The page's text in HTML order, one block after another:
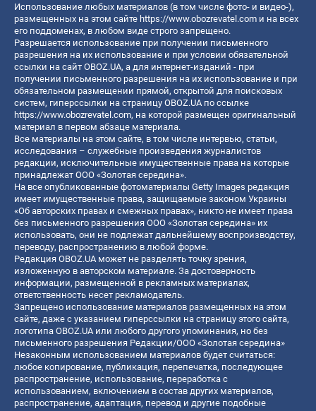
Использование любых материалов (в том числе фото- и видео-),
размещенных на этом сайте https://www.obozrevatel.com и на всех
его поддоменах, в любом виде строго запрещено.
Разрешается использование при получении письменного
разрешения на их использование и при условии обязательной
ссылки на сайт OBOZ.UA, а для интернет-изданий - при
получении письменного разрешения на их использование и при
обязательном размещении прямой, открытой для поисковых
систем, гиперссылки на страницу OBOZ.UA по ссылке
https://www.obozrevatel.com, на которой размещен оригинальный
материал в первом абзаце материала.
Все материалы на этом сайте, в том числе интервью, статьи,
исследования – служебные произведения журналистов
редакции, исключительные имущественные права на которые
принадлежат ООО «Золотая середина».
На все опубликованные фотоматериалы Getty Images редакция
имеет имущественные права, защищаемые законом Украины
«Об авторских правах и смежных правах», никто не имеет права
без письменного разрешения ООО «Золотая середина» их
использовать, они не подлежат дальнейшему воспроизводству,
переводу, распространению в любой форме.
Редакция OBOZ.UA может не разделять точку зрения,
изложенную в авторском материале. За достоверность
информации, размещенной в рекламных материалах,
ответственность несет рекламодатель.
Запрещено использование материалов размещенных на этом
сайте, даже с указанием гиперссылки на страницу этого сайта,
логотипа OBOZ.UA или любого другого упоминания, но без
письменного разрешения Редакции/ООО «Золотая середина»
Незаконным использованием материалов будет считаться:
любое копирование, публикация, перепечатка, последующее
распространение, использование, переработка с
использованием, включением в состав других материалов,
распространение, адаптация, перевод и другие подобные